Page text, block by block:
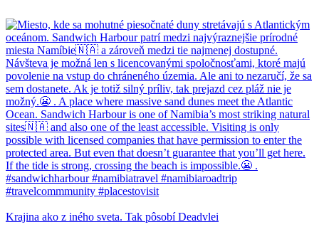
Krajina ako z iného sveta. Tak pôsobí Deadvlei